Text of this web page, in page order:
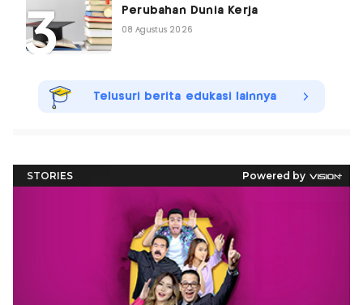
Perubahan Dunia Kerja
08 Agustus 2026
Telusuri berita edukasi lainnya